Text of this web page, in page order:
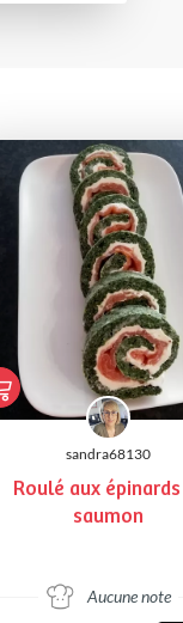
sandra68130
Roulé aux
saumon
Aucune note